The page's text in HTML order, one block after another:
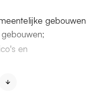
gebouwen
en
bevindingen in